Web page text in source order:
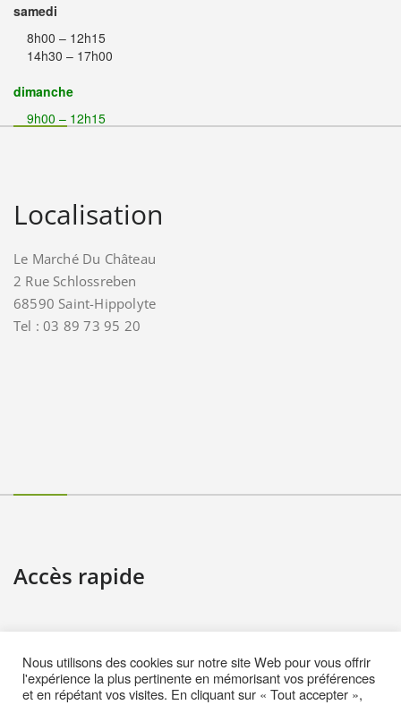
samedi
8h00 – 12h15
14h30 – 17h00
dimanche
9h00 – 12h15
Localisation
Le Marché Du Château
2 Rue Schlossreben
68590 Saint-Hippolyte
Tel : 03 89 73 95 20
Accès rapide
Informations pratiques
Mentions Légales
Nous utilisons des cookies sur notre site Web pour vous offrir
l'expérience la plus pertinente en mémorisant vos préférences
et en répétant vos visites. En cliquant sur « Tout accepter »,